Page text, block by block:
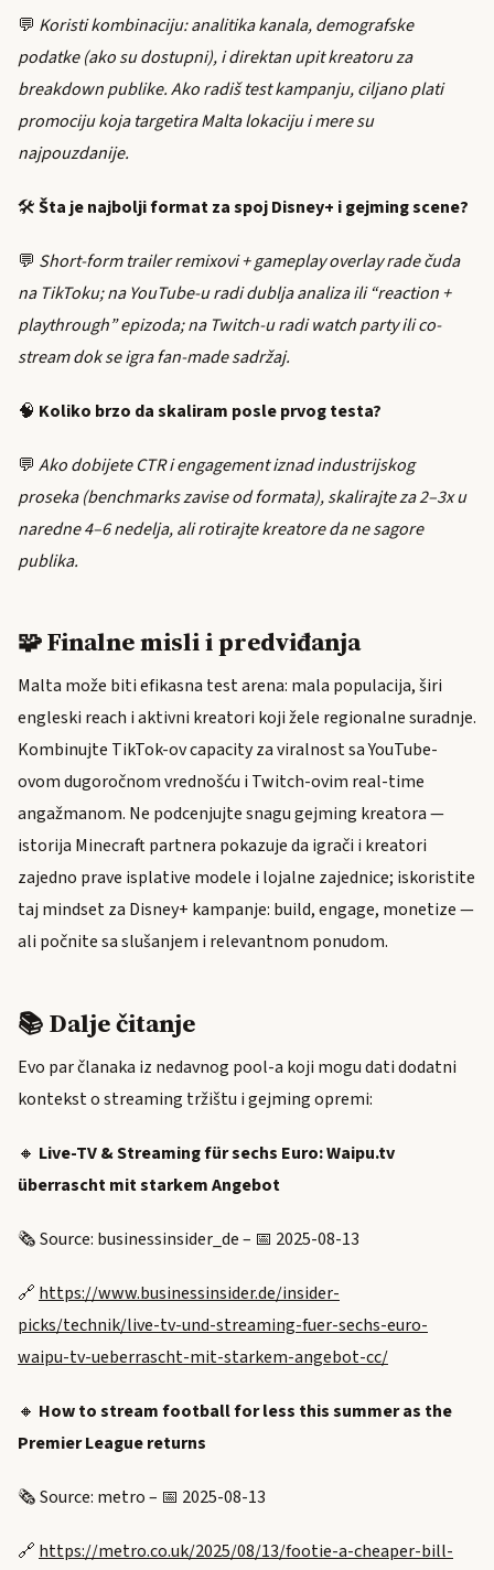
💬 Koristi kombinaciju: analitika kanala, demografske
podatke (ako su dostupni), i direktan upit kreatoru za
breakdown publike. Ako radiš test kampanju, ciljano plati
promociju koja targetira Malta lokaciju i mere su
najpouzdanije.
🛠️Šta je najbolji format za spoj Disney+ i gejming scene?
💬 Short-form trailer remixovi + gameplay overlay rade čuda
na TikToku; na YouTube-u radi dublja analiza ili “reaction +
playthrough” epizoda; na Twitch-u radi watch party ili co-
stream dok se igra fan-made sadržaj.
🧠 Koliko brzo da skaliram posle prvog testa?
💬 Ako dobijete CTR i engagement iznad industrijskog
proseka (benchmarks zavise od formata), skalirajte za 2–3x u
naredne 4–6 nedelja, ali rotirajte kreatore da ne sagore
publika.
🧩 Finalne misli i predviđanja
Malta može biti efikasna test arena: mala populacija, širi
engleski reach i aktivni kreatori koji žele regionalne suradnje.
Kombinujte TikTok-ov capacity za viralnost sa YouTube-
ovom dugoročnom vrednošću i Twitch-ovim real-time
angažmanom. Ne podcenjujte snagu gejming kreatora —
istorija Minecraft partnera pokazuje da igrači i kreatori
zajedno prave isplative modele i lojalne zajednice; iskoristite
taj mindset za Disney+ kampanje: build, engage, monetize —
ali počnite sa slušanjem i relevantnom ponudom.
📚 Dalje čitanje
Evo par članaka iz nedavnog pool-a koji mogu dati dodatni
kontekst o streaming tržištu i gejming opremi:
🔸 Live-TV & Streaming für sechs Euro: Waipu.tv
überrascht mit starkem Angebot
🗞️ Source: businessinsider_de – 📅 2025-08-13
🔗https://www.businessinsider.de/insider-
picks/technik/live-tv-und-streaming-fuer-sechs-euro-
waipu-tv-ueberrascht-mit-starkem-angebot-cc/
🔸 How to stream football for less this summer as the
Premier League returns
🗞️ Source: metro – 📅 2025-08-13
🔗https://metro.co.uk/2025/08/13/footie-a-cheaper-bill-